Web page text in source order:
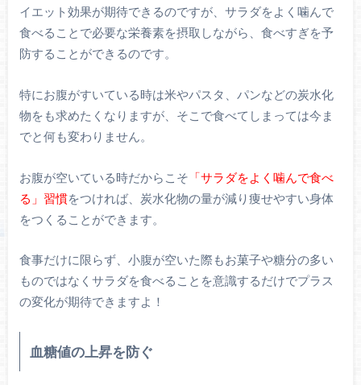
イエット効果が期待できるのですが、サラダをよく噛んで
食べることで必要な栄養素を摂取しながら、食べすぎを予
防することができるのです。
特にお腹がすいている時は米やパスタ、パンなどの炭水化
物をも求めたくなりますが、そこで食べてしまっては今ま
でと何も変わりません。
お腹が空いている時だからこそ 「サラダをよく噛んで食べ
る」習慣をつければ、炭水化物の量が減り痩せやすい身体
をつくることができます。
食事だけに限らず、小腹が空いた際もお菓子や糖分の多い
ものではなくサラダを食べることを意識するだけでプラス
の変化が期待できますよ！
血糖値の上昇を防ぐ